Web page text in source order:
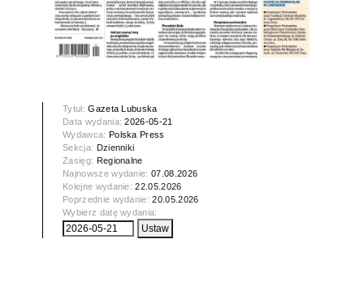
Tytuł:Gazeta Lubuska
Data wydania:2026-05-21
Wydawca: Polska Press
Sekcja: Dzienniki
Zasięg: Regionalne
Najnowsze wydanie:07.08.2026
Kolejne wydanie:22.05.2026
Poprzednie wydanie:20.05.2026
Wybierz datę wydania: